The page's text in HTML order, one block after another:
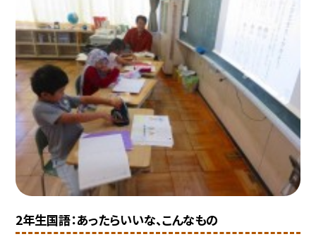
2年生国語：あったらいいな、こんなもの